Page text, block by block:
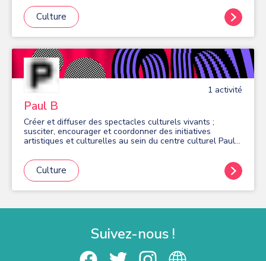
C’est déjà un très bon début! Si vous êtes intéressé(e),
contactez-nous pour savoir si nous avons la possibilité
de vous accueillir.
Culture
1 activité
Paul B
Créer et diffuser des spectacles culturels vivants ;
susciter, encourager et coordonner des initiatives
artistiques et culturelles au sein du centre culturel Paul-
développement de ses activités.
Culture
Suivez-nous !